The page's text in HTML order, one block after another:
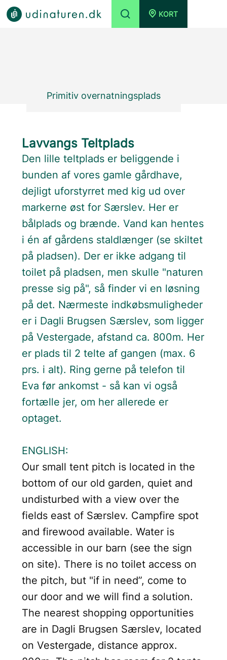
KORT
Primitiv overnatningsplads
Lavvangs Teltplads
Den lille teltplads er beliggende i
bunden af vores gamle gårdhave,
dejligt uforstyrret med kig ud over
markerne øst for Særslev. Her er
bålplads og brænde. Vand kan hentes
i én af gårdens staldlænger (se skiltet
på pladsen). Der er ikke adgang til
toilet på pladsen, men skulle "naturen
presse sig på", så finder vi en løsning
på det. Nærmeste indkøbsmuligheder
er i Dagli Brugsen Særslev, som ligger
på Vestergade, afstand ca. 800m. Her
er plads til 2 telte af gangen (max. 6
prs. i alt). Ring gerne på telefon til
Eva før ankomst - så kan vi også
fortælle jer, om her allerede er
optaget.
ENGLISH:
Our small tent pitch is located in the
bottom of our old garden, quiet and
undisturbed with a view over the
fields east of Særslev. Campfire spot
and firewood available. Water is
accessible in our barn (see the sign
on site). There is no toilet access on
the pitch, but "if in need”, come to
our door and we will find a solution.
The nearest shopping opportunities
are in Dagli Brugsen Særslev, located
on Vestergade, distance approx.